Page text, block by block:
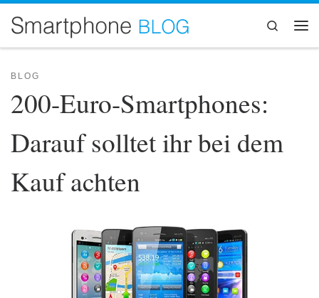
Zum Inhalt springen
Search
BLOG
200-Euro-Smartphones:
Darauf solltet ihr bei dem
Kauf achten